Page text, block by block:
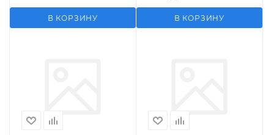
В КОРЗИНУ В КОРЗИНУ